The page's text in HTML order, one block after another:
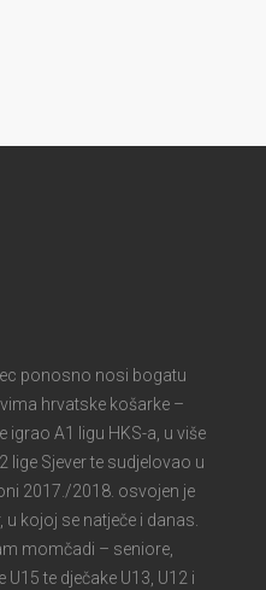
ponosno nosi bogatu
hrvatske košarke –
igrao A1 ligu HKS-a, u više
lige Sjever te sudjelovao u
2017./2018. osvojen je
u kojoj se natječe i danas.
momčadi – seniore,
te dječake U13, U12 i